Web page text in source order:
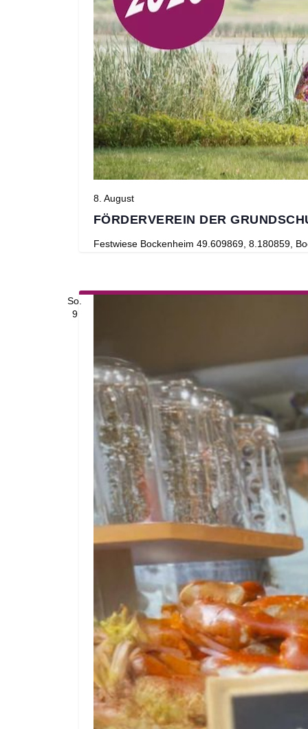
FÖRDERVEREIN DER
8. August
Festwiese Bockenheim 49.609869, 8.180859,
So.
9